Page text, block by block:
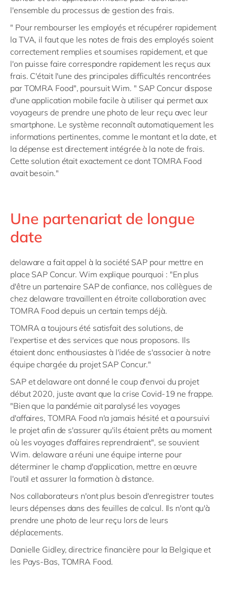
l'ensemble du processus de gestion des frais.
" Pour rembourser les employés et récupérer rapidement
la TVA, il faut que les notes de frais des employés soient
correctement remplies et soumises rapidement, et que
l'on puisse faire correspondre rapidement les reçus aux
frais. C'était l'une des principales difficultés rencontrées
par TOMRA Food", poursuit Wim. " SAP Concur dispose
d'une application mobile facile à utiliser qui permet aux
voyageurs de prendre une photo de leur reçu avec leur
smartphone. Le système reconnaît automatiquement les
informations pertinentes, comme le montant et la date, et
la dépense est directement intégrée à la note de frais.
Cette solution était exactement ce dont TOMRA Food
avait besoin."
Une partenariat de longue
date
delaware a fait appel à la société SAP pour mettre en
place SAP Concur. Wim explique pourquoi : "En plus
d'être un partenaire SAP de confiance, nos collègues de
chez delaware travaillent en étroite collaboration avec
TOMRA Food depuis un certain temps déjà.
TOMRA a toujours été satisfait des solutions, de
l'expertise et des services que nous proposons. Ils
étaient donc enthousiastes à l'idée de s'associer à notre
équipe chargée du projet SAP Concur."
SAP et delaware ont donné le coup d'envoi du projet
début 2020, juste avant que la crise Covid-19 ne frappe.
"Bien que la pandémie ait paralysé les voyages
d'affaires, TOMRA Food n'a jamais hésité et a poursuivi
le projet afin de s'assurer qu'ils étaient prêts au moment
où les voyages d'affaires reprendraient", se souvient
Wim. delaware a réuni une équipe interne pour
déterminer le champ d'application, mettre en œuvre
l'outil et assurer la formation à distance.
Nos collaborateurs n'ont plus besoin d'enregistrer toutes
leurs dépenses dans des feuilles de calcul. Ils n'ont qu'à
prendre une photo de leur reçu lors de leurs
déplacements.
Danielle Gidley, directrice financière pour la Belgique et
les Pays-Bas, TOMRA Food.